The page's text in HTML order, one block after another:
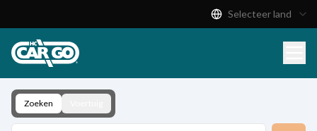
Download
Contact
Selecteer land
Zoeken